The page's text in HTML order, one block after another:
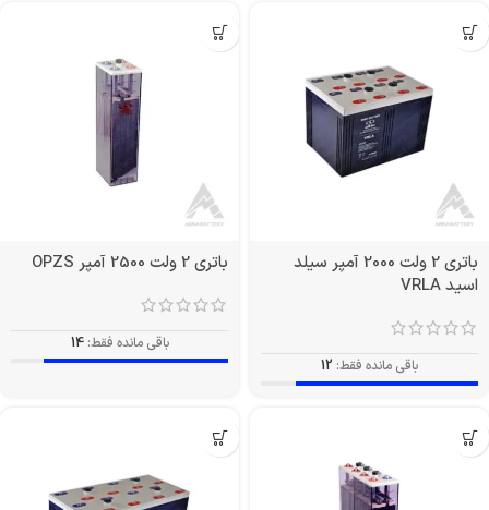
باتری 2 ولت 2000 آمپر سیلد
اسید VRLA
باقی مانده فقط: 12
باتری 2 ولت 2500 آمپر OPZS
باقی مانده فقط: 14